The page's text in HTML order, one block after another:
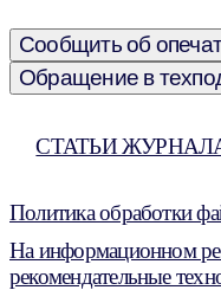
Сообщить об
Обращение в
СТАТЬИ
Политика обработки
На информационном
рекомендательные